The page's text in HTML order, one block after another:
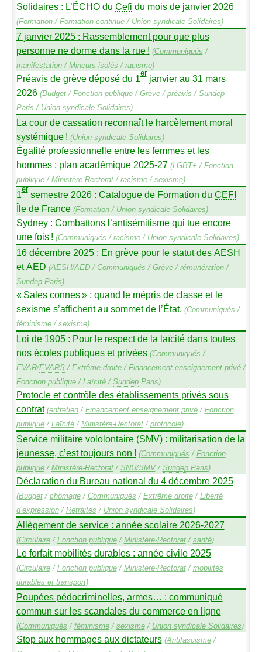
Solidaires : L’ÉCHOdu Cefi du mois de janvier 2026
(Formation/ Formation continue/ Union syndicale Solidaires)
7 janvier 2025 : Rassemblement pour que plus
personne ne dorme dans la rue ! (Communiqués /
manifestation/ Mineurs isolés / racisme)
Préavis de grève déposé du 1erjanvier au 31 mars
2026 (Budget/ Fonction publique/ Grève/ préavis / Sundep
Paris / Union syndicale Solidaires)
La cour de cassation reconnaît le harcèlement moral
systémique ! (Union syndicale Solidaires)
Égalité professionnelle entre les femmes et les
hommes : plan académique 2025-27 (LGBT+ / Fonction
publique/ Ministère-Rectorat/ racisme/ sexisme)
1ersemestre 2026 : Catalogue de Formation du CEFI
Île de France (Formation/ Union syndicale Solidaires)
Sydney : Combattons l’antisémitisme qui tue encore
une fois ! (Communiqués / racisme/ Union syndicale Solidaires)
16 décembre 2025 : En grève pour le statut des AESH
etAED (AESH/AED/ Communiqués / Grève/ rémunération/
SundepParis)
« Sales connes» : quand le mépris de classe et le
sexisme s’affichent au sommet de l’État. (Communiqués /
féminisme/ sexisme)
Loi de 1905 : Pour le respect de la laïcité dans toutes
nos écoles publiques et privées (Communiqués /
EVAR/EVARS/ Extrême droite/ Financement enseignement privé/
Fonction publique/ Laïcité/ SundepParis)
Protocle et contrôle des établissements privés sous
contrat (entretien/ Financement enseignement privé/ Fonction
publique/ Laïcité/ Ministère-Rectorat/ protocole)
Service militaire vololontaire (SMV) : militarisation de la
jeunesse, c’est toujours non ! (Communiqués / Fonction
publique/ Ministère-Rectorat/ SNU/SMV/ SundepParis)
Déclaration du Bureau national du 4 décembre 2025
(Budget/ chômage/ Communiqués / Extrême droite/ Liberté
d’expression/ Retraites / Union syndicale Solidaires)
Allègement de service : année scolaire 2026-2027
(Circulaire/ Fonction publique/ Ministère-Rectorat/ santé)
Le forfait mobilités durables : année civile 2025
(Circulaire/ Fonction publique/ Ministère-Rectorat/ mobilités
durables et transport)
Poupées pédocriminelles, armes… : communiqué
commun sur les scandales du commerce en ligne
(Communiqués / féminisme/ sexisme/ Union syndicale Solidaires)
Stop aux hommages aux dictateurs (Antifascisme/